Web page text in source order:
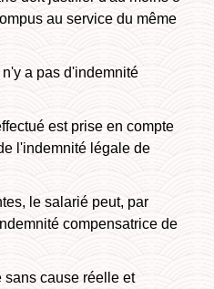
au service du même
n'y a pas d'indemnité
est prise en compte
l'indemnité légale de
le salarié peut, par
compensatrice de
sans cause réelle et